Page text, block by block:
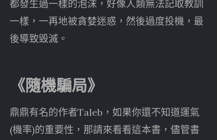
都發生過一樣的泡沫，好像人類無法記取教訓
一樣，一再地被貪婪迷惑，然後過度投機，最
後導致毀滅。
《隨機騙局》
鼎鼎有名的作者Taleb，如果你還不知道運氣
(機率)的重要性，那請來看看這本書，儘管書